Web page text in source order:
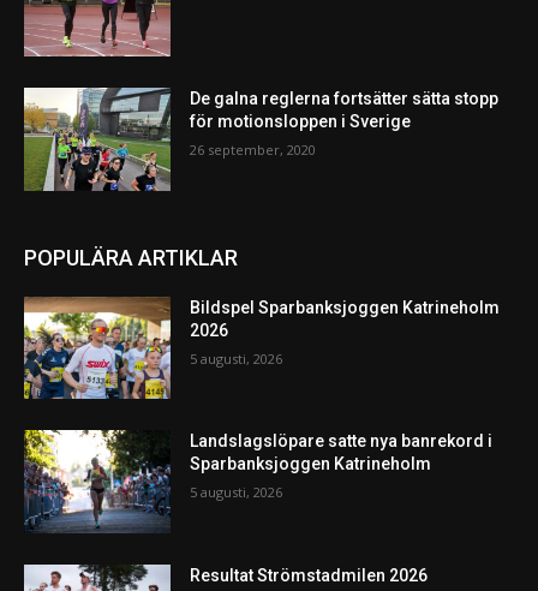
De galna reglerna fortsätter sätta stopp
för motionsloppen i Sverige
26 september, 2020
POPULÄRA ARTIKLAR
Bildspel Sparbanksjoggen Katrineholm
2026
5 augusti, 2026
Landslagslöpare satte nya banrekord i
Sparbanksjoggen Katrineholm
5 augusti, 2026
Resultat Strömstadmilen 2026